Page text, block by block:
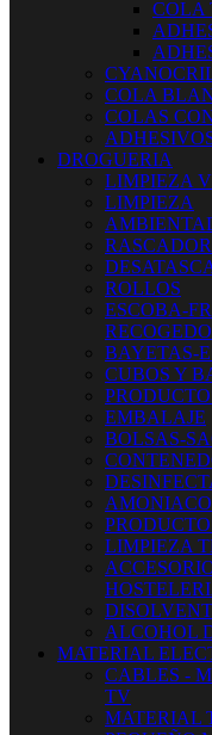
COLA
COLA
COLAS
DROGUERIA
LIMPIEZA
LIMPIEZA
ROLLOS
ESCOBA-
BAYETAS-
CUBOS Y
EMBALAJE
BOLSAS-
LIMPIEZA
ALCOHOL
MATERIAL
CABLES -
TV
MATERIAL